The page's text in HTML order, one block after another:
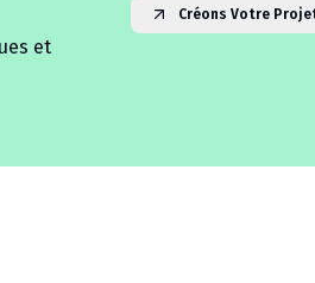
et
Créons Votre